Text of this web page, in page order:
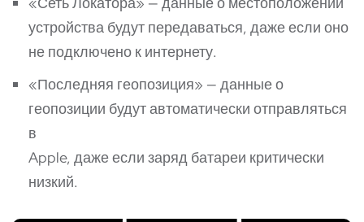
устройства будут передаваться, даже если оно
не подключено к интернету.
«Последняя геопозиция» — данные о
геопозиции будут автоматически отправляться
в
Apple, даже если заряд батареи критически
низкий.